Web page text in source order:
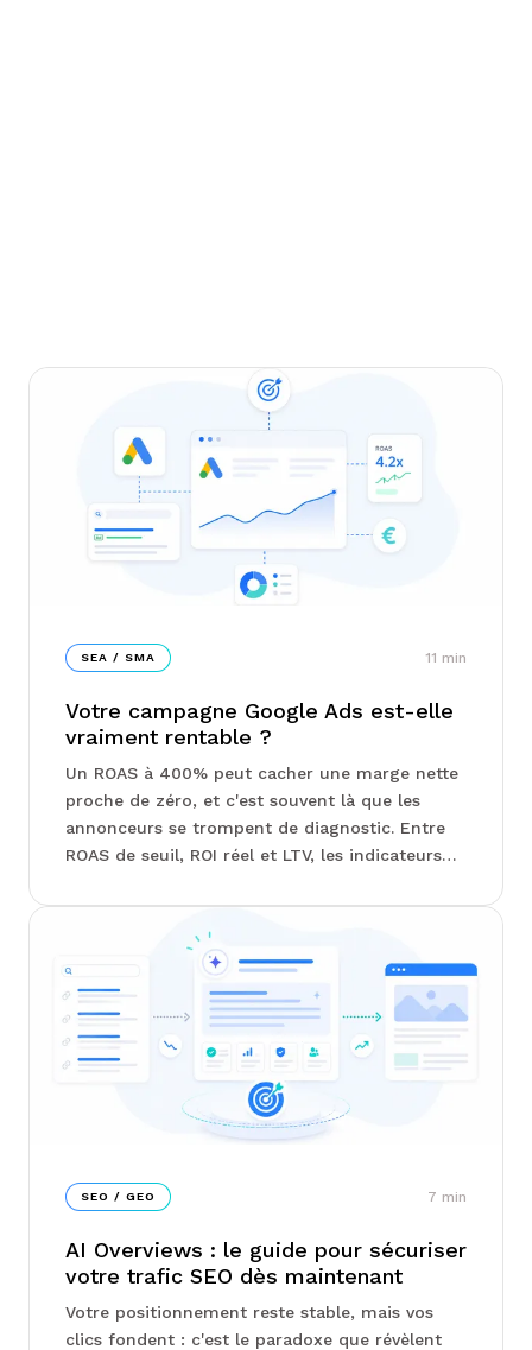
SEA / SMA 11 min
Votre campagne Google Ads est-elle
vraiment rentable ?
Un ROAS à 400% peut cacher une marge nette
proche de zéro, et c'est souvent là que les
annonceurs se trompent de diagnostic. Entre
ROAS de seuil, ROI réel et LTV, les indicateurs
regarde en premier. Chez Junto, on vous
explique comment structurer vos campagnes
Search, Shopping ou Performance Max en
fonction de votre marge, pas de votre chiffre
d'affaires...
SEO / GEO 7 min
AI Overviews : le guide pour sécuriser
votre trafic SEO dès maintenant
Votre positionnement reste stable, mais vos
clics fondent : c'est le paradoxe que révèlent